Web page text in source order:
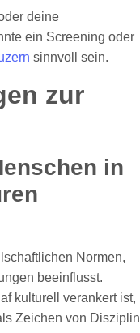
deine
ein Screening oder
sinnvoll sein.
zur
in
Normen,
beeinflusst.
kulturell verankert ist,
Zeichen von Disziplin